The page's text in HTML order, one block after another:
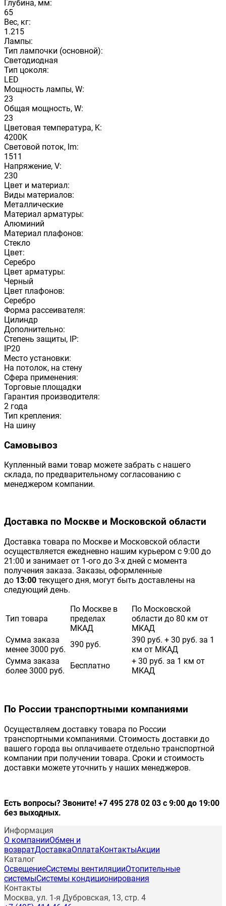
Глубина, мм:
65
Вес, кг:
1.215
Лампы:
Тип лампочки (основной):
Светодиодная
Тип цоколя:
LED
Мощность лампы, W:
23
Общая мощность, W:
23
Цветовая температура, K:
4200K
Световой поток, lm:
1511
Напряжение, V:
230
Цвет и материал:
Виды материалов:
Металлические
Материал арматуры:
Алюминий
Материал плафонов:
Стекло
Цвет:
Серебро
Цвет арматуры:
Черный
Цвет плафонов:
Серебро
Форма рассеивателя:
Цилиндр
Дополнительно:
Степень защиты, IP:
IP20
Место установки:
На потолок, на стену
Сфера применения:
Торговые площадки
Гарантия производителя:
2 года
Тип крепления:
На шину
Самовывоз
Купленный вами товар можете забрать с нашего
склада, по предварительному согласованию с
менеджером компании.
Доставка по Москве и Московской области
Доставка товара по Москве и Московской области
осуществляется ежедневно нашим курьером с 9:00 до
21:00 и занимает от 1-ого до 3-х дней с момента
получения заказа. Заказы, оформленные
до 13:00 текущего дня, могут быть доставлены на
следующий день.
Тип товара
По Москве в
пределах
МКАД
По Московской
области до 80 км от
МКАД
Сумма заказа
менее 3000 руб.
390 руб.
390 руб. + 30 руб. за 1
км от МКАД
Сумма заказа
более 3000 руб.
Бесплатно
+ 30 руб. за 1 км от
МКАД
По России транспортными компаниями
Осуществляем доставку товара по России
транспортными компаниями. Стоимость доставки до
вашего города вы оплачиваете отдельно транспортной
компании при получении товара. Сроки и стоимость
доставки можете уточнить у наших менеджеров.
Есть вопросы? Звоните! +7 495 278 02 03 с 9:00 до 19:00
без выходных.
Информация
О компанииОбмен и
возвратДоставкаОплата КонтактыАкции
Каталог
ОсвещениеСистемы вентиляцииОтопительные
системыСистемы кондиционирования
Контакты
Москва, ул. 1-я Дубровская, 13, стр. 4